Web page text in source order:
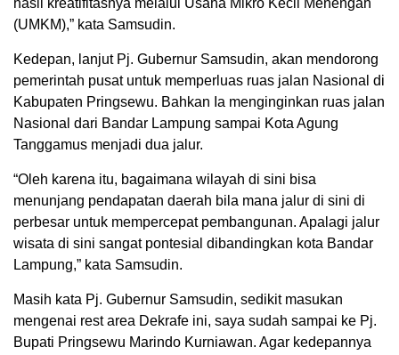
hasil kreatifitasnya melalui Usaha Mikro Kecil Menengah
(UMKM),” kata Samsudin.
Kedepan, lanjut Pj. Gubernur Samsudin, akan mendorong
pemerintah pusat untuk memperluas ruas jalan Nasional di
Kabupaten Pringsewu. Bahkan Ia menginginkan ruas jalan
Nasional dari Bandar Lampung sampai Kota Agung
Tanggamus menjadi dua jalur.
“Oleh karena itu, bagaimana wilayah di sini bisa
menunjang pendapatan daerah bila mana jalur di sini di
perbesar untuk mempercepat pembangunan. Apalagi jalur
wisata di sini sangat pontesial dibandingkan kota Bandar
Lampung,” kata Samsudin.
Masih kata Pj. Gubernur Samsudin, sedikit masukan
mengenai rest area Dekrafe ini, saya sudah sampai ke Pj.
Bupati Pringsewu Marindo Kurniawan. Agar kedepannya